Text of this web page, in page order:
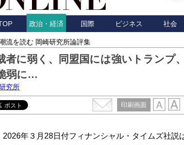
政治・経済 国際 ビジネス 社会
流を読む 岡崎研究所論評集
者に弱く、同盟国には強いトランプ
弱に…
究所
印刷画面
年３月28日付フィナンシャル・タイムズ社説